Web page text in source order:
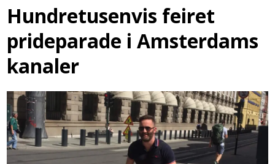
Hundretusenvis feiret
prideparade i Amsterdams
kanaler